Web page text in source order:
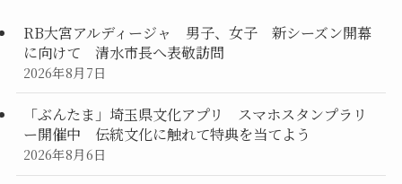
RB大宮アルディージャ 男子、女子 新シーズン開幕
に向けて 清水市長へ表敬訪問
2026年8月7日
「ぶんたま」埼玉県文化アプリ スマホスタンプラリ
ー開催中 伝統文化に触れて特典を当てよう
2026年8月6日